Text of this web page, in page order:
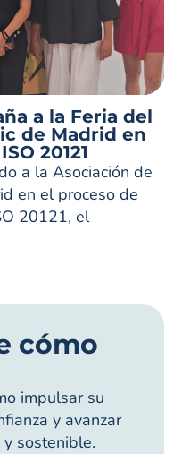
a la Feria del
de Madrid en
20121
a la Asociación de
en el proceso de
20121, el
cómo
impulsar su
y avanzar
sostenible.